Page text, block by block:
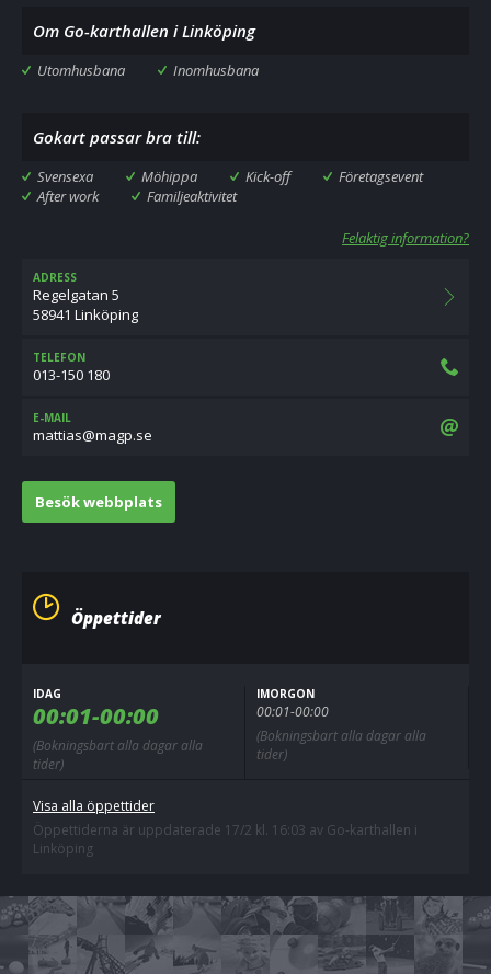
Om Go-karthallen i Linköping
Utomhusbana Inomhusbana
Gokart passar bra till:
Svensexa Möhippa Kick-off
Företagsevent
After work
Familjeaktivitet
Felaktig information?
ADRESS
Regelgatan 5
58941 Linköping
TELEFON
013-150 180
E-MAIL
es.pgam@saittam
Besök webbplats
Öppettider
IDAG
00:01-00:00
(Bokningsbart alla dagar alla
tider)
IMORGON
00:01-00:00
(Bokningsbart alla dagar alla
tider)
Visa alla öppettider
Öppettiderna är uppdaterade 17/2 kl. 16:03 av Go-karthallen i
Linköping